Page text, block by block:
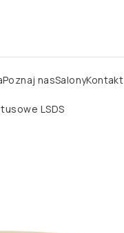
Poznaj nasSalonyKontakt
LSDS